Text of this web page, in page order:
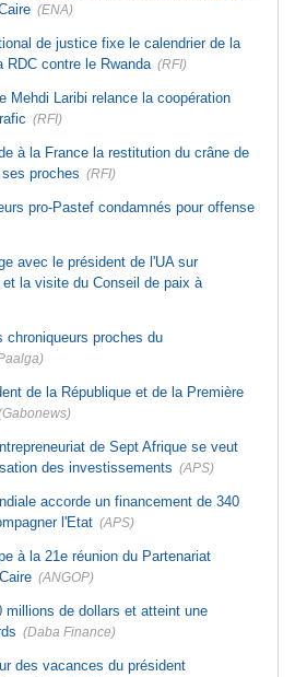
(ENA)
de justice fixe le calendrier de la
RDC contre le Rwanda (RFI)
Mehdi Laribi relance la coopération
(RFI)
à la France la restitution du crâne de
proches (RFI)
pro-Pastef condamnés pour offense
avec le président de l'UA sur
la visite du Conseil de paix à
chroniqueurs proches du
de la République et de la Première
de Sept Afrique se veut
des investissements (APS)
accorde un financement de 340
l'Etat (APS)
à la 21e réunion du Partenariat
(ANGOP)
millions de dollars et atteint une
(Daba Finance)
des vacances du président